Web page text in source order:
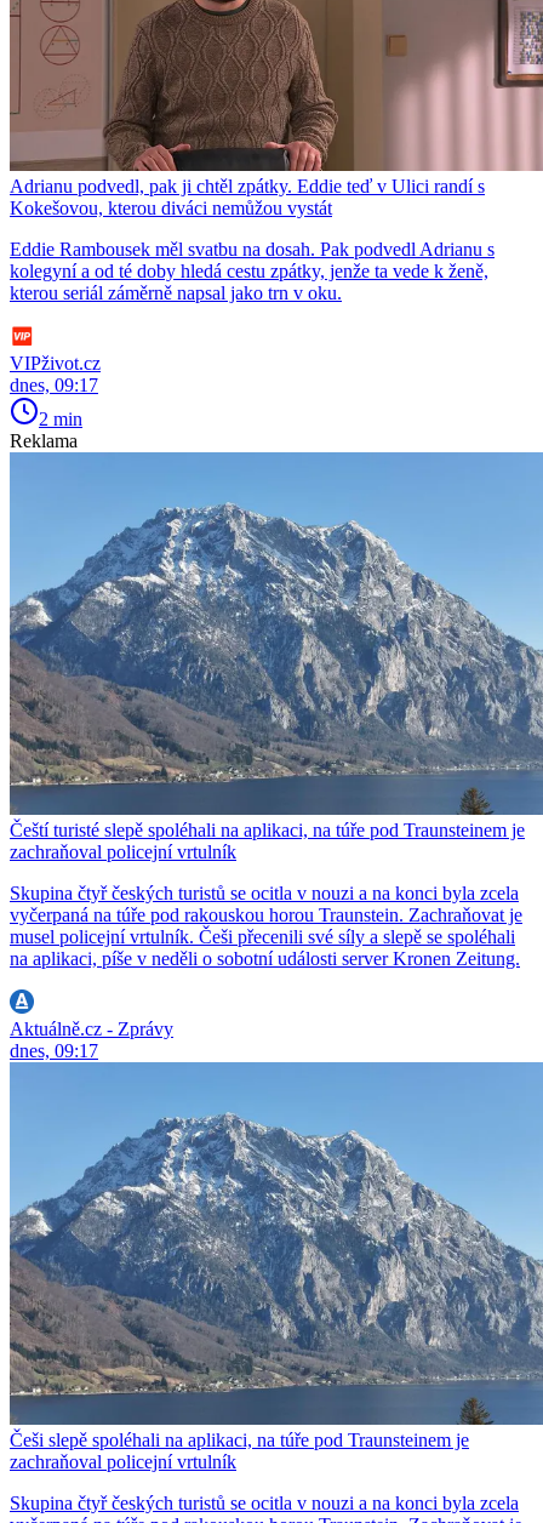
Adrianu podvedl, pak ji chtěl zpátky. Eddie teď v Ulici randí s
Kokešovou, kterou diváci nemůžou vystát
Eddie Rambousek měl svatbu na dosah. Pak podvedl Adrianu s
kolegyní a od té doby hledá cestu zpátky, jenže ta vede k ženě,
kterou seriál záměrně napsal jako trn v oku.
VIPživot.cz
dnes, 09:17
2 min
Reklama
Čeští turisté slepě spoléhali na aplikaci, na túře pod Traunsteinem je
zachraňoval policejní vrtulník
Skupina čtyř českých turistů se ocitla v nouzi a na konci byla zcela
vyčerpaná na túře pod rakouskou horou Traunstein. Zachraňovat je
musel policejní vrtulník. Češi přecenili své síly a slepě se spoléhali
na aplikaci, píše v neděli o sobotní události server Kronen Zeitung.
Aktuálně.cz - Zprávy
dnes, 09:17
Češi slepě spoléhali na aplikaci, na túře pod Traunsteinem je
zachraňoval policejní vrtulník
Skupina čtyř českých turistů se ocitla v nouzi a na konci byla zcela